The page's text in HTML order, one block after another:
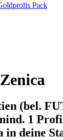
Pack
(bel.
1
in deine